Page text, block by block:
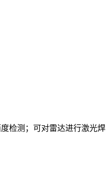
检测；可对雷达进行激光焊